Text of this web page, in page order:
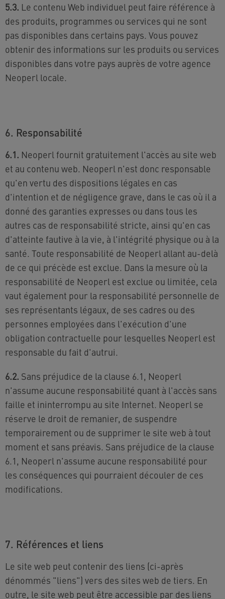
5.3. Le contenu Web individuel peut faire référence à
des produits, programmes ou services qui ne sont
pas disponibles dans certains pays. Vous pouvez
obtenir des informations sur les produits ou services
disponibles dans votre pays auprès de votre agence
Neoperl locale.
6. Responsabilité
6.1. Neoperl fournit gratuitement l'accès au site web
et au contenu web. Neoperl n'est donc responsable
qu'en vertu des dispositions légales en cas
d'intention et de négligence grave, dans le cas où il a
donné des garanties expresses ou dans tous les
autres cas de responsabilité stricte, ainsi qu'en cas
d'atteinte fautive à la vie, à l'intégrité physique ou à la
santé. Toute responsabilité de Neoperl allant au-delà
de ce qui précède est exclue. Dans la mesure où la
responsabilité de Neoperl est exclue ou limitée, cela
vaut également pour la responsabilité personnelle de
ses représentants légaux, de ses cadres ou des
personnes employées dans l'exécution d'une
obligation contractuelle pour lesquelles Neoperl est
responsable du fait d'autrui.
6.2. Sans préjudice de la clause 6.1, Neoperl
n'assume aucune responsabilité quant à l'accès sans
faille et ininterrompu au site Internet. Neoperl se
réserve le droit de remanier, de suspendre
temporairement ou de supprimer le site web à tout
moment et sans préavis. Sans préjudice de la clause
6.1, Neoperl n'assume aucune responsabilité pour
les conséquences qui pourraient découler de ces
modifications.
7. Références et liens
Le site web peut contenir des liens (ci-après
dénommés "liens") vers des sites web de tiers. En
outre, le site web peut être accessible par des liens